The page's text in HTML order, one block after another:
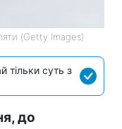
(Getty Images)
тільки суть з
до